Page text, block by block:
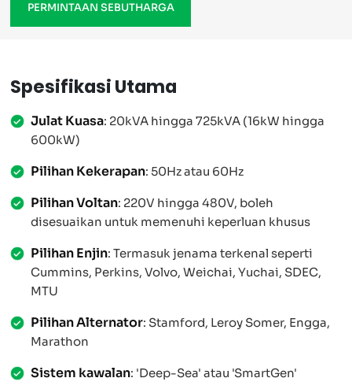
PERMINTAAN SEBUTHARGA
Spesifikasi Utama
Julat Kuasa: 20kVA hingga 725kVA (16kW hingga
600kW)
Pilihan Kekerapan: 50Hz atau 60Hz
Pilihan Voltan: 220V hingga 480V, boleh
disesuaikan untuk memenuhi keperluan khusus
Pilihan Enjin: Termasuk jenama terkenal seperti
Cummins, Perkins, Volvo, Weichai, Yuchai, SDEC,
MTU
Pilihan Alternator: Stamford, Leroy Somer, Engga,
Marathon
Sistem kawalan: 'Deep-Sea' atau 'SmartGen'